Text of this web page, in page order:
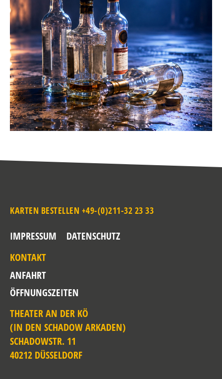
KARTEN BESTELLEN +49-(0)211-32 23 33
IMPRESSUM
DATENSCHUTZ
KONTAKT
ANFAHRT
ÖFFNUNGSZEITEN
THEATER AN DER KÖ
(IN DEN SCHADOW ARKADEN)
SCHADOWSTR. 11
40212 DÜSSELDORF